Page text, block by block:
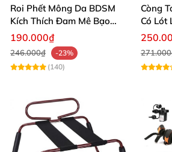
Roi Phết Mông Da BDSM
Kích Thích Đam Mê Bạo
Dâm Cao Cấp
190.000₫
246.000₫
-23%
(140)
Còng
Có Lót
BDSM